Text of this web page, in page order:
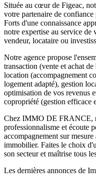
Située au cœur de Figeac,
votre partenaire de
Forts d'une connaissance
notre expertise au service de
vendeur, locataire ou
Notre agence propose
transaction (vente et achat
location (accompagnement
logement adapté), gestion
optimisation de vos revenus
copropriété (gestion efficace
Chez IMMO DE FRANCE,
professionnalisme et écoute
accompagnement sur
immobilier. Faites le choix
son secteur et maîtrise tous
Les dernières annonces de